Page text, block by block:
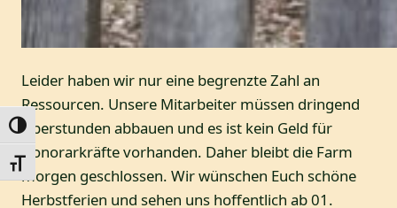
Umschalten auf hohe Kontraste
Schrift vergrößern
Leider haben wir nur eine begrenzte Zahl an
Ressourcen. Unsere Mitarbeiter müssen dringend
Überstunden abbauen und es ist kein Geld für
Honorarkräfte vorhanden. Daher bleibt die Farm
morgen geschlossen. Wir wünschen Euch schöne
Herbstferien und sehen uns hoffentlich ab 01.